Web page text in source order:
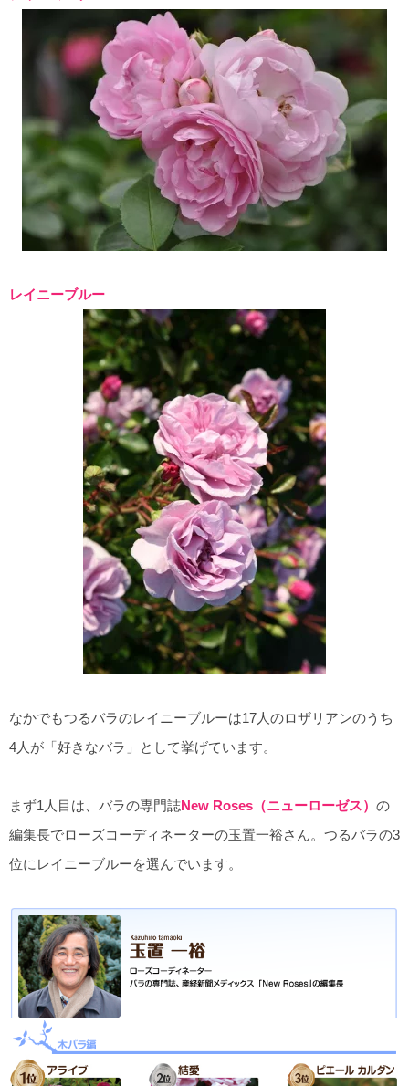
レイニーブルー
なかでもつるバラのレイニーブルーは17人のロザリアンのうち
4人が「好きなバラ」として挙げています。
まず1人目は、バラの専門誌New Roses（ニューローゼス） の
編集長でローズコーディネーターの玉置一裕さん。つるバラの3
位にレイニーブルーを選んでいます。